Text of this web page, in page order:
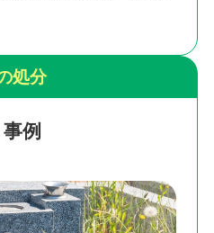
処分
例